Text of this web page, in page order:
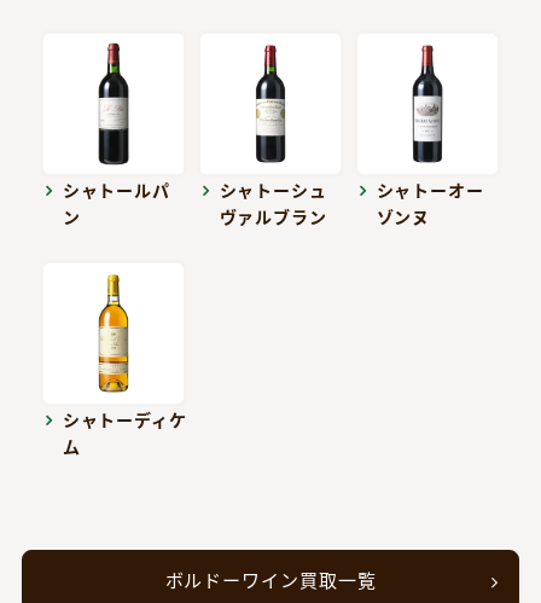
シャトールパ
ン
シャトーシュ
ヴァルブラン
シャトーオー
ゾンヌ
シャトーディケ
ム
ボルドーワイン買取一覧